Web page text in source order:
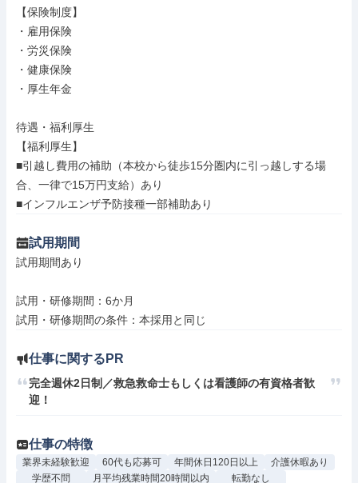
【保険制度】
・雇用保険
・労災保険
・健康保険
・厚生年金
待遇・福利厚生
【福利厚生】
■引越し費用の補助（本校から徒歩15分圏内に引っ越しする場
合、一律で15万円支給）あり
■インフルエンザ予防接種一部補助あり
試用期間
試用期間あり
試用・研修期間：6か月
仕事に関するPR
完全週休2日制／救急救命士もしくは看護師の有資格者歓
迎！
仕事の特徴
業界未経験歓迎 60代も応募可 年間休日120日以上
介護休暇あり
学歴不問
月平均残業時間20時間以内
転勤なし